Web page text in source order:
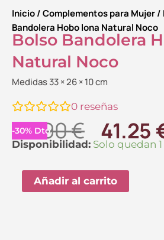
Inicio/Complementos para Mujer/
Bandolera Hobo lona Natural Noco
Bolso Bandolera
Natural Noco
Medidas 33 × 26 × 10 cm
0 reseñas
-30% Dto.
58.90€ El
precio
original
era:
41.25
Disponibilidad: Solo quedan
Bolso
Hobo
lona
Añadir al carrito